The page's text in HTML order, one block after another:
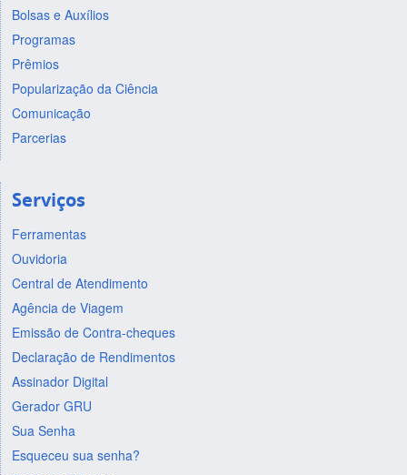
Bolsas e Auxílios
Programas
Prêmios
Popularização da Ciência
Comunicação
Parcerias
Serviços
Ferramentas
Ouvidoria
Central de Atendimento
Agência de Viagem
Emissão de Contra-cheques
Declaração de Rendimentos
Assinador Digital
Gerador GRU
Sua Senha
Esqueceu sua senha?